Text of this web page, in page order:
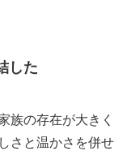
した
族の存在が大きく
さと温かさを併せ